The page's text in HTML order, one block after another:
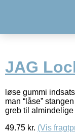
JAG
løse gummi
man “låse”
greb til
49.75 kr. (Vis